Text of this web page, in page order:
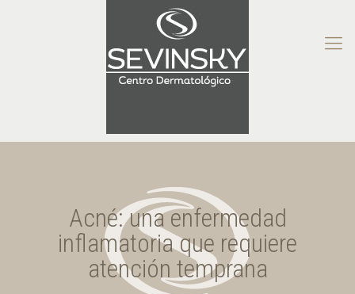
Acné: una enfermedad
inflamatoria que requiere
atención temprana